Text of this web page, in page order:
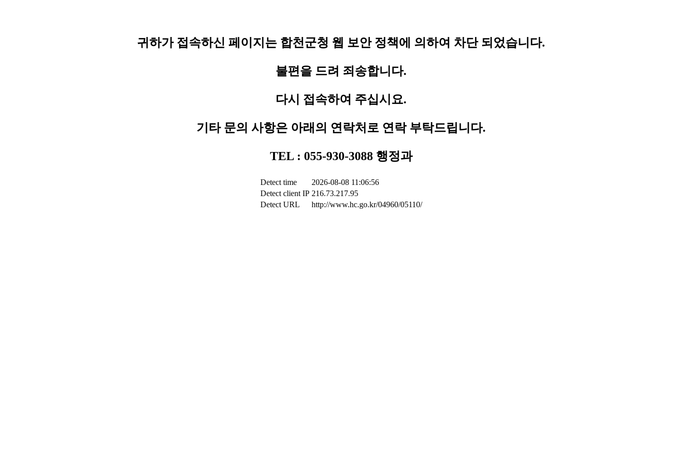
귀하가 접속하신 페이지는 합천군청 웹 보안 정책에 의하여 차단 되었습니다.
불편을 드려 죄송합니다.
다시 접속하여 주십시요.
기타 문의 사항은 아래의 연락처로 연락 부탁드립니다.
TEL : 055-930-3088 행정과
Detect time
2026-08-08 11:06:56
Detect client IP 216.73.217.95
Detect URL
http://www.hc.go.kr/04960/05110/